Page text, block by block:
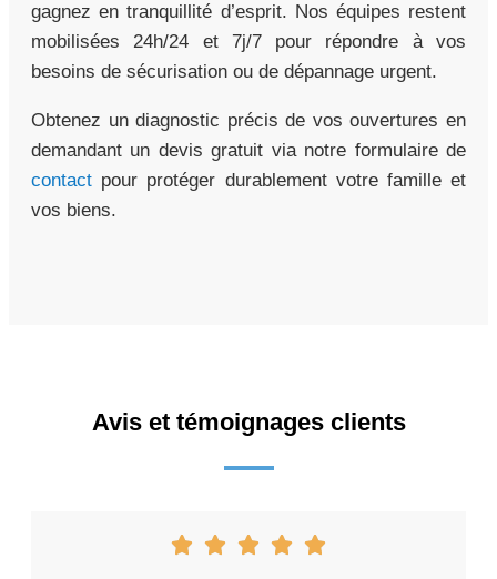
gagnez en tranquillité d’esprit. Nos équipes restent
mobilisées 24h/24 et 7j/7 pour répondre à vos
besoins de sécurisation ou de dépannage urgent.
Obtenez un diagnostic précis de vos ouvertures en
demandant un devis gratuit via notre formulaire de
contact pour protéger durablement votre famille et
vos biens.
Avis et témoignages clients